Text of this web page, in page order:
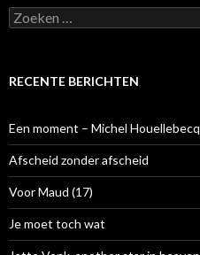
Z
o
e
a
a
r
:
RECENTE BERICHTEN
Een moment – Michel Houellebecq
Afscheid zonder afscheid
Voor Maud (17)
Je moet toch wat